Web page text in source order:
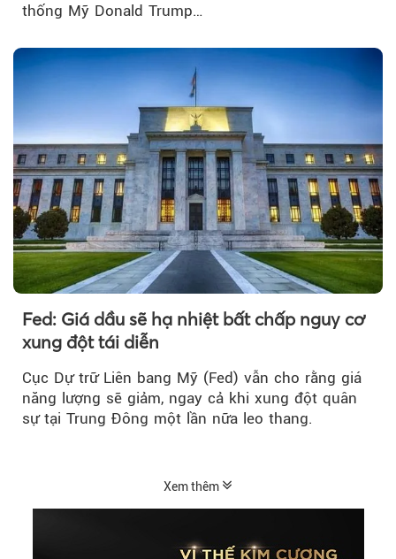
thống Mỹ Donald Trump…
Fed: Giá dầu sẽ hạ nhiệt bất chấp nguy cơ
xung đột tái diễn
Cục Dự trữ Liên bang Mỹ (Fed) vẫn cho rằng giá
năng lượng sẽ giảm, ngay cả khi xung đột quân
sự tại Trung Đông một lần nữa leo thang.
Xem thêm